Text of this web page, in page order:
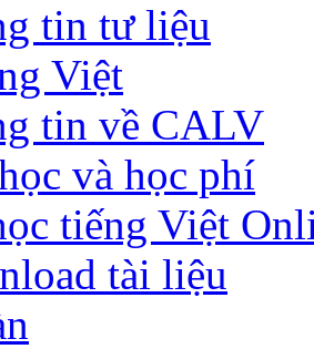
tin tư liệu
Việt
tin về CALV
và học phí
tiếng Việt
tài liệu